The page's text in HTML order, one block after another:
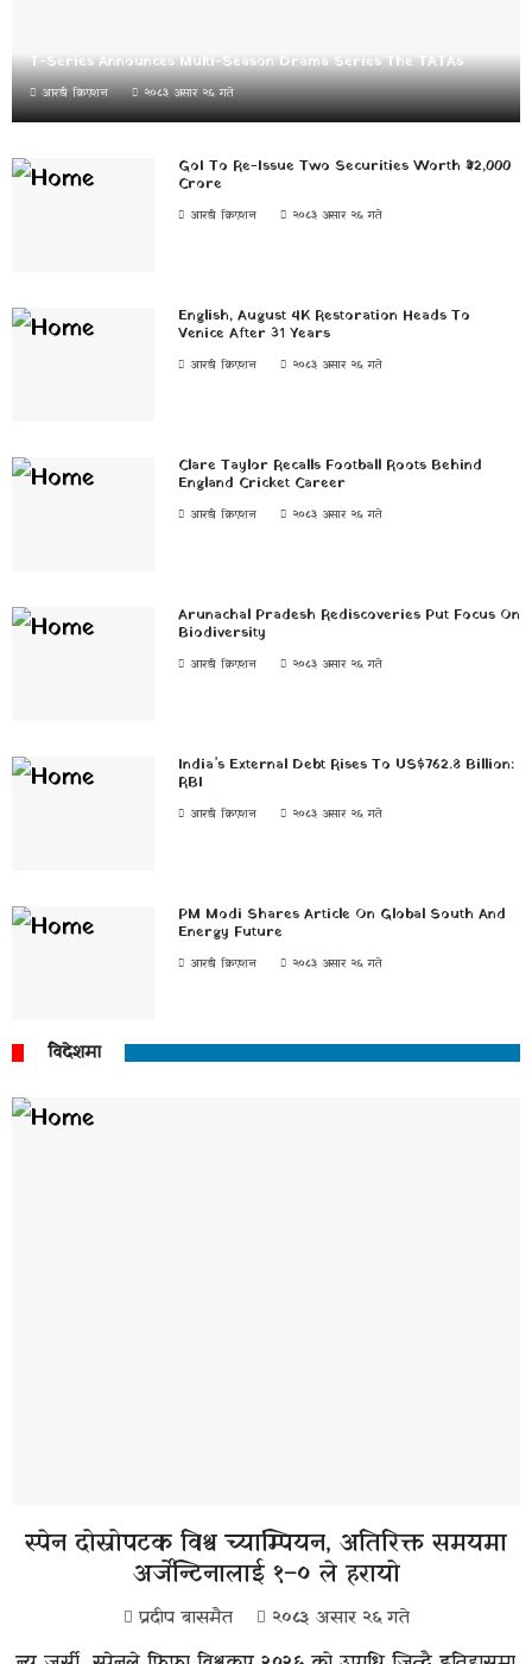
T-Series Announces Multi-Season Drama Series The TATAs
आरडी क्रिएशन २०८३ असार २६ गते
GoI To Re-Issue Two Securities Worth ₹32,000
Crore
आरडी क्रिएशन २०८३ असार २६ गते
English, August 4K Restoration Heads To
Venice After 31 Years
आरडी क्रिएशन २०८३ असार २६ गते
Clare Taylor Recalls Football Roots Behind
England Cricket Career
आरडी क्रिएशन २०८३ असार २६ गते
Arunachal Pradesh Rediscoveries Put Focus On
Biodiversity
आरडी क्रिएशन २०८३ असार २६ गते
India’s External Debt Rises To US$762.8 Billion:
RBI
आरडी क्रिएशन २०८३ असार २६ गते
PM Modi Shares Article On Global South And
Energy Future
आरडी क्रिएशन २०८३ असार २६ गते
विदेशमा
स्पेन दोस्रोपटक विश्व च्याम्पियन, अतिरिक्त समयमा
अर्जेन्टिनालाई १–० ले हरायो
प्रदीप बासमैत २०८३ असार २६ गते